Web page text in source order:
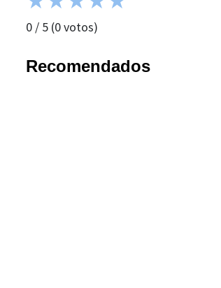
0 / 5 (0votos)
Recomendados